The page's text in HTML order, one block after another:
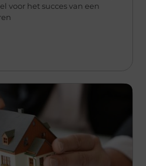
voor het succes van een